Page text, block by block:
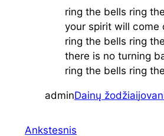
ring the bells ring
your spirit will come
ring the bells ring
there is no turning
ring the bells ring
adminDainų žodžiai
Ankstesnis